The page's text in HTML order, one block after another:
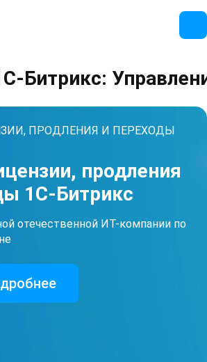
Битрикс:
ПРОДЛЕНИЯ И ПЕРЕХОДЫ
продления
1С-Битрикс
отечественной ИТ-компании по